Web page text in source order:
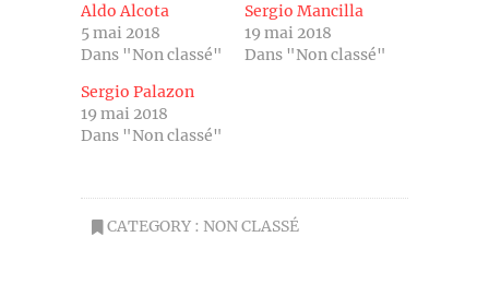
Aldo Alcota
5 mai 2018
Dans "Non classé"
Sergio Mancilla
19 mai 2018
Dans "Non classé"
Sergio Palazon
19 mai 2018
Dans "Non classé"
CATEGORY : NON CLASSÉ